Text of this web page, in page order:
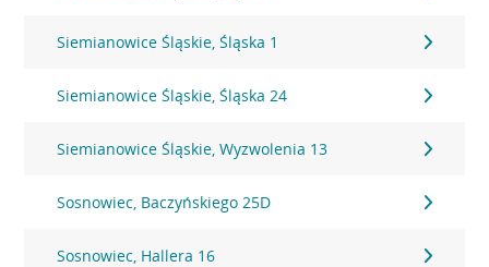
Siemianowice Śląskie, Śląska 1
Siemianowice Śląskie, Śląska 24
Siemianowice Śląskie, Wyzwolenia 13
Sosnowiec, Baczyńskiego 25D
Sosnowiec, Hallera 16